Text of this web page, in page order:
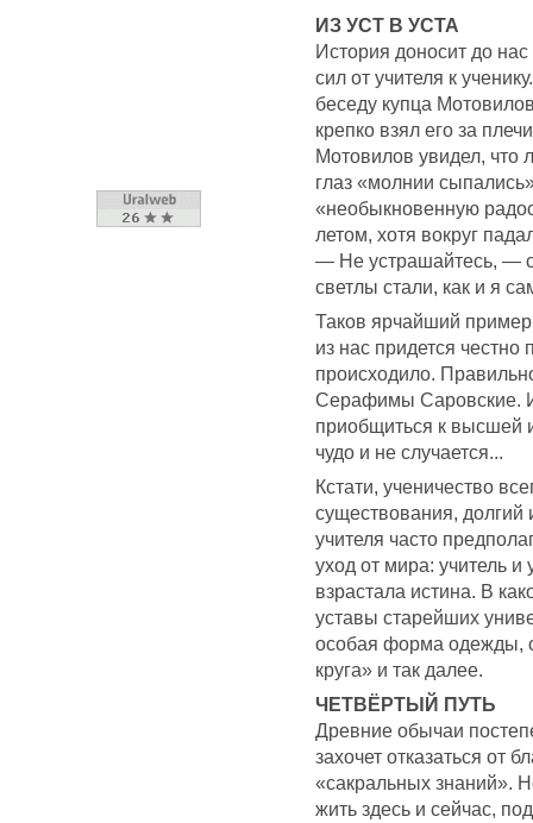
ИЗ УСТ В УСТА
История доносит до
сил от учителя к
беседу купца
крепко взял его за
Мотовилов увидел, что
глаз «молнии
«необыкновенную
летом, хотя вокруг
— Не устрашайтесь, —
светлы стали, как и я
Таков ярчайший
из нас придется
происходило.
Серафимы Саровские.
приобщиться к высшей
чудо и не случается...
Кстати, ученичество
существования, долгий
учителя часто
уход от мира: учитель
взрастала истина. В
уставы старейших
особая форма одежды,
круга» и так далее.
ЧЕТВЁРТЫЙ ПУТЬ
Древние обычаи
захочет отказаться от
«сакральных знаний».
жить здесь и сейчас,